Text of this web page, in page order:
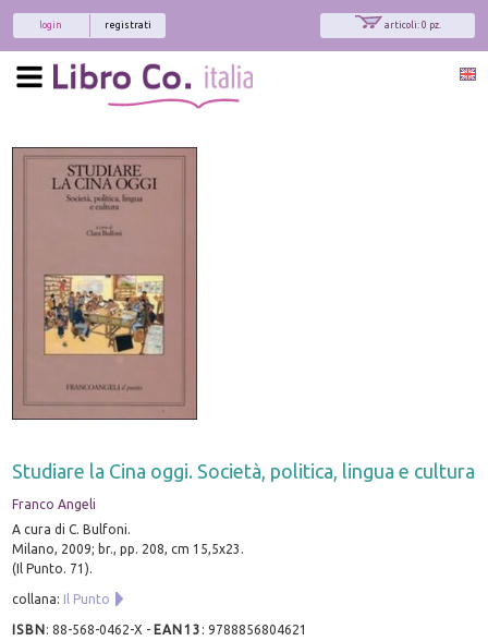
articoli: 0 pz.
registrati
login
Studiare la Cina oggi. Società, politica, lingua e cultura
Franco Angeli
A cura di C. Bulfoni.
Milano, 2009; br., pp. 208, cm 15,5x23.
(Il Punto. 71).
collana: Il Punto
ISBN:88-568-0462-X - EAN13 :9788856804621